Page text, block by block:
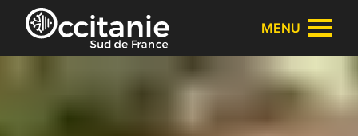
Panneau de gestion des cookies
MENU